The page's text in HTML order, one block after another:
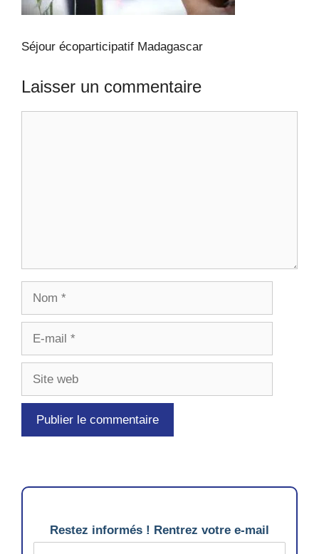
Séjour écoparticipatif Madagascar
Laisser un commentaire
Restez informés ! Rentrez votre e-mail